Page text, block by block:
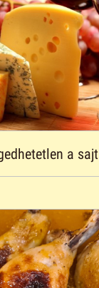
a sajt